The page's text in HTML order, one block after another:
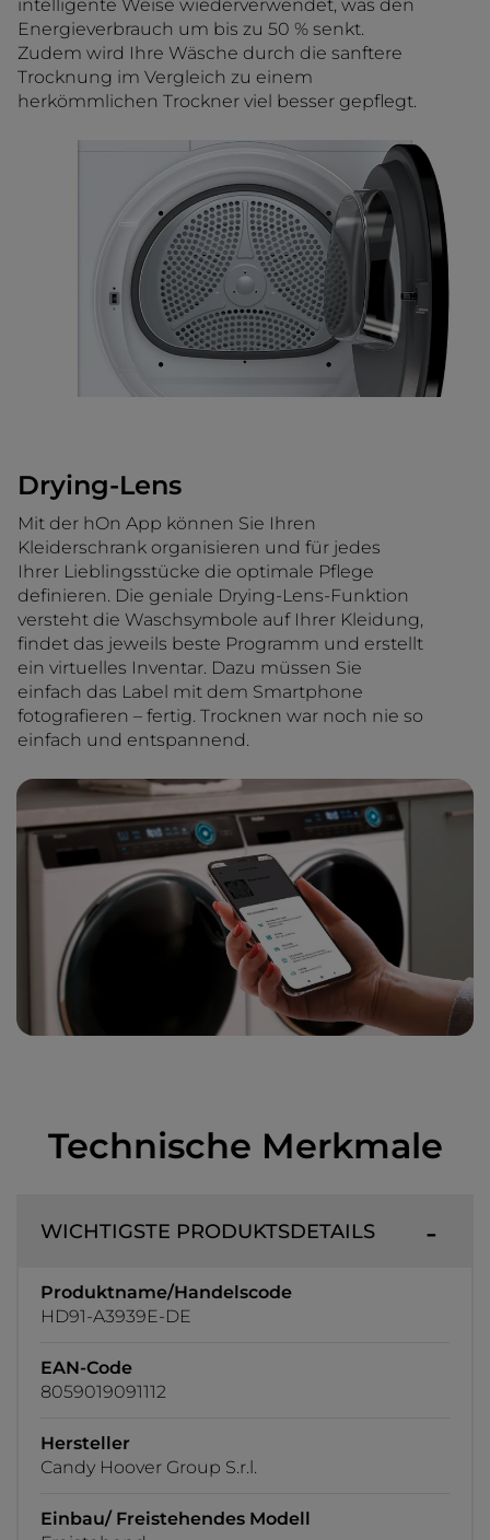
intelligente Weise wiederverwendet, was den
Energieverbrauch um bis zu 50 % senkt.
Zudem wird Ihre Wäsche durch die sanftere
Trocknung im Vergleich zu einem
herkömmlichen Trockner viel besser gepflegt.
Drying-Lens
Mit der hOn App können Sie Ihren
Kleiderschrank organisieren und für jedes
Ihrer Lieblingsstücke die optimale Pflege
definieren. Die geniale Drying-Lens-Funktion
versteht die Waschsymbole auf Ihrer Kleidung,
findet das jeweils beste Programm und erstellt
ein virtuelles Inventar. Dazu müssen Sie
einfach das Label mit dem Smartphone
fotografieren – fertig. Trocknen war noch nie so
einfach und entspannend.
Technische Merkmale
WICHTIGSTE PRODUKTSDETAILS
Produktname/Handelscode
HD91-A3939E-DE
EAN-Code
8059019091112
Hersteller
Candy Hoover Group S.r.l.
Einbau/ Freistehendes Modell